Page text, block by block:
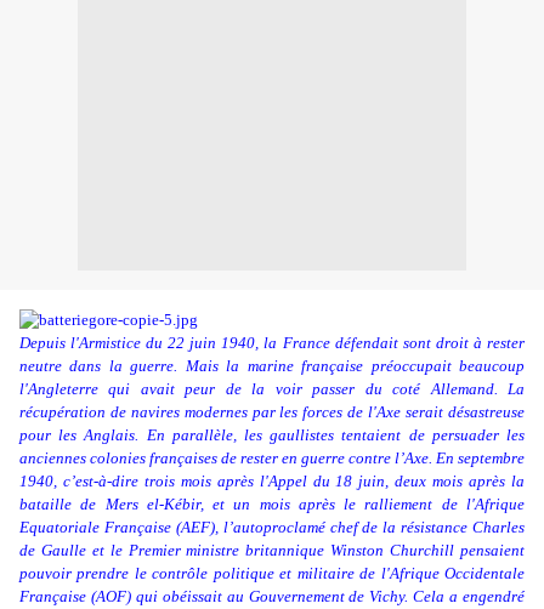
Depuis l'Armistice du 22 juin 1940, la France défendait sont droit à rester
neutre dans la guerre. Mais la marine française préoccupait beaucoup
l'Angleterre qui avait peur de la voir passer du coté Allemand. La
récupération de navires modernes par les forces de l'Axe serait désastreuse
pour les Anglais. En parallèle, les gaullistes tentaient de persuader les
anciennes colonies françaises de rester en guerre contre l’Axe. En septembre
1940, c’est-à-dire trois mois après l'Appel du 18 juin, deux mois après la
bataille de Mers el-Kébir, et un mois après le ralliement de l'Afrique
Equatoriale Française (AEF), l’autoproclamé chef de la résistance Charles
de Gaulle et le Premier ministre britannique Winston Churchill pensaient
pouvoir prendre le contrôle politique et militaire de l'Afrique Occidentale
Française (AOF) qui obéissait au Gouvernement de Vichy. Cela a engendré